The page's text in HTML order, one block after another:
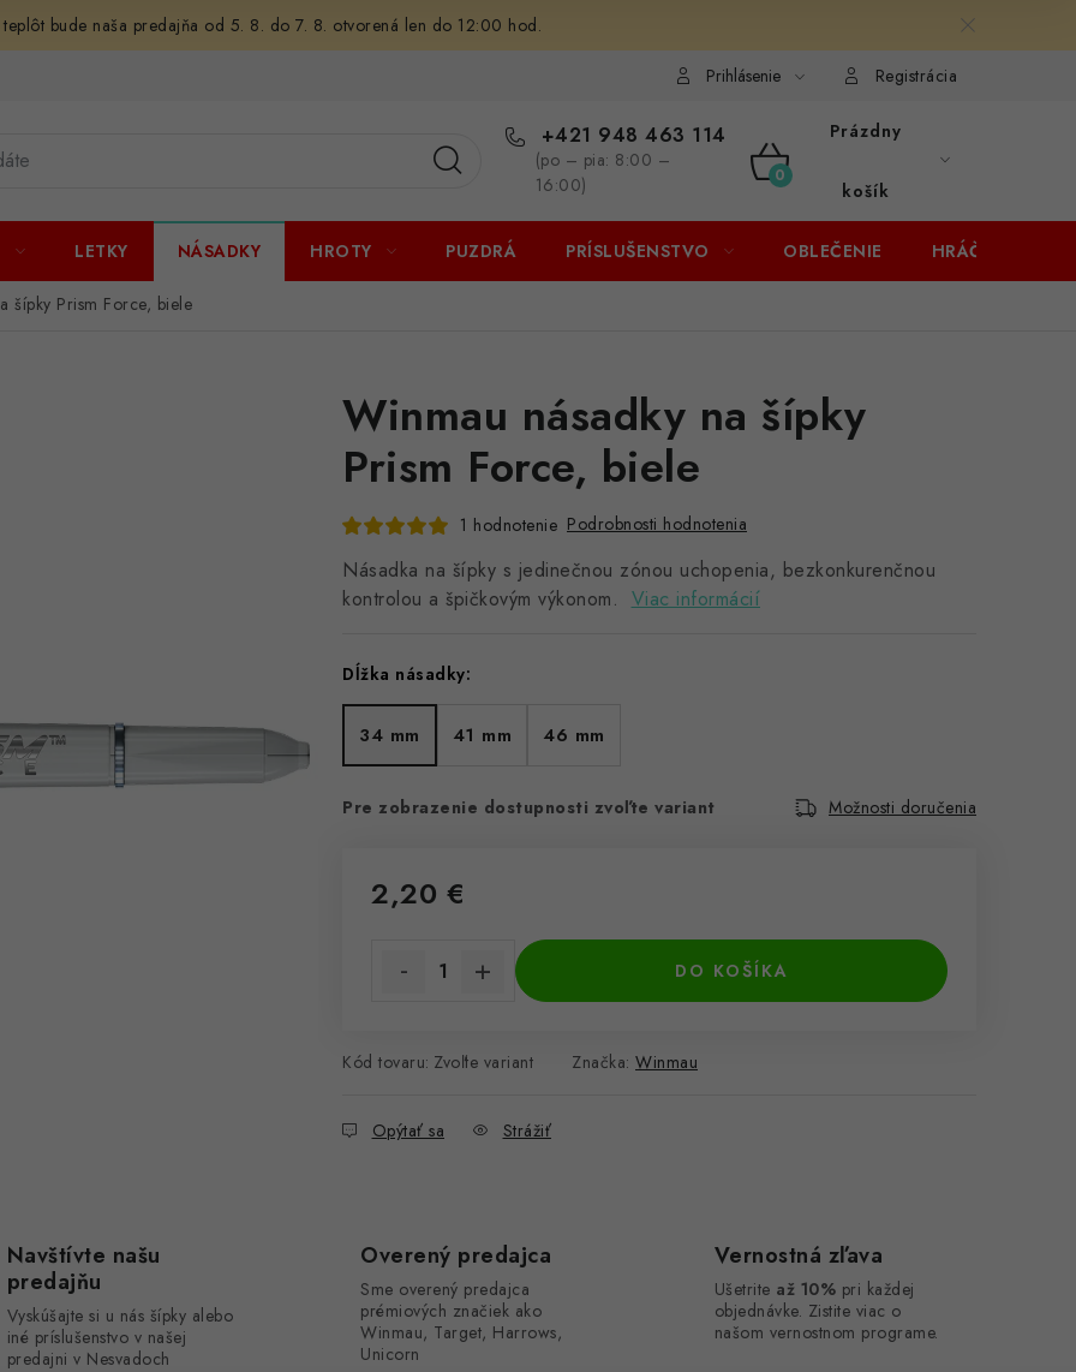
bude naša predajňa od 5. 8. do 7. 8. otvorená len do 12:00 hod.
Prihlásenie Registrácia
+421 948 463 114
(po – pia: 8:00 –
16:00)
NÁKUPNÝ
KOŠÍK
Prázdny
košík
LETKY NÁSADKY HROTY PUZDRÁ PRÍSLUŠENSTVO OBLEČENIE HRÁČI
šípky Prism Force, biele
Winmau násadky na šípky
Prism Force, biele
1 hodnotenie Podrobnosti hodnotenia
Násadka na šípky s jedinečnou zónou uchopenia, bezkonkurenčnou
kontrolou a špičkovým výkonom. Viac informácií
Dĺžka násadky:
34 mm 41 mm 46 mm
Pre zobrazenie dostupnosti zvoľte variant Možnosti doručenia
2,20 €
DO KOŠÍKA
Kód tovaru: Zvoľte variant Značka: Winmau
Opýtať sa Strážiť
Navštívte našu
predajňu
Vyskúšajte si u nás šípky alebo
iné príslušenstvo v našej
predajni v Nesvadoch
Overený predajca
Sme overený predajca
prémiových značiek ako
Winmau, Target, Harrows,
Unicorn
Vernostná zľava
Ušetrite až 10% pri každej
objednávke. Zistite viac o
našom vernostnom programe.